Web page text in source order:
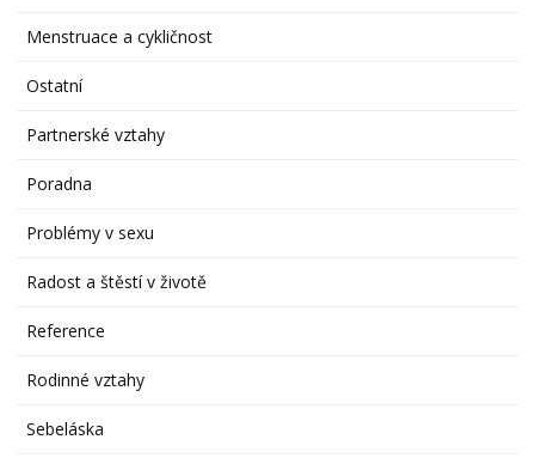
Menstruace a cykličnost
Ostatní
Partnerské vztahy
Poradna
Problémy v sexu
Radost a štěstí v životě
Reference
Rodinné vztahy
Sebeláska